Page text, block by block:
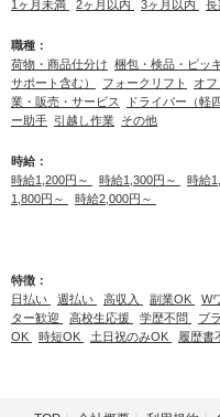
1ヶ月未満
2ヶ月以内 3ヶ月以内 長
職種：
荷物・商品仕分け 梱包・検品・ピッ
サポート含む）
フォークリフト オ
業・販売・サービス
ドライバー（軽
ー助手 引越し作業 その他
時給：
時給1,200円～
時給1,300円～ 時給
1,800円～
時給2,000円～
特徴：
日払い
週払い 高収入 副業OK W
ター歓迎
高校生応援 学歴不問 ブ
OK
時短OK 土日祝のみOK 履歴書